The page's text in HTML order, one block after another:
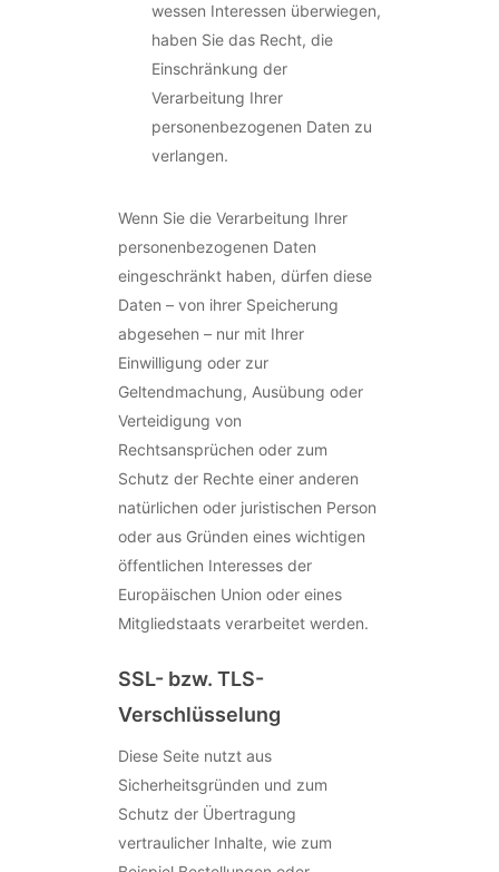
wessen Interessen überwiegen,
haben Sie das Recht, die
Einschränkung der
Verarbeitung Ihrer
personenbezogenen Daten zu
verlangen.
Wenn Sie die Verarbeitung Ihrer
personenbezogenen Daten
eingeschränkt haben, dürfen diese
Daten – von ihrer Speicherung
abgesehen – nur mit Ihrer
Einwilligung oder zur
Geltendmachung, Ausübung oder
Verteidigung von
Rechtsansprüchen oder zum
Schutz der Rechte einer anderen
natürlichen oder juristischen Person
oder aus Gründen eines wichtigen
öffentlichen Interesses der
Europäischen Union oder eines
Mitgliedstaats verarbeitet werden.
SSL- bzw. TLS-
Verschlüsselung
Diese Seite nutzt aus
Sicherheitsgründen und zum
Schutz der Übertragung
vertraulicher Inhalte, wie zum